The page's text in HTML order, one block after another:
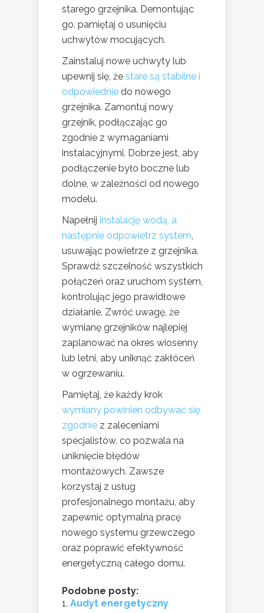
starego grzejnika. Demontując
go, pamiętaj o usunięciu
uchwytów mocujących.
Zainstaluj nowe uchwyty lub
upewnij się, że stare są stabilne i
odpowiednie do nowego
grzejnika. Zamontuj nowy
grzejnik, podłączając go
zgodnie z wymaganiami
instalacyjnymi. Dobrze jest, aby
podłączenie było boczne lub
dolne, w zależności od nowego
modelu.
Napełnij instalację wodą, a
następnie odpowietrz system,
usuwając powietrze z grzejnika.
Sprawdź szczelność wszystkich
połączeń oraz uruchom system,
kontrolując jego prawidłowe
działanie. Zwróć uwagę, że
wymianę grzejników najlepiej
zaplanować na okres wiosenny
lub letni, aby uniknąć zakłóceń
w ogrzewaniu.
Pamiętaj, że każdy krok
wymiany powinien odbywać się
zgodnie z zaleceniami
specjalistów, co pozwala na
uniknięcie błędów
montażowych. Zawsze
korzystaj z usług
profesjonalnego montażu, aby
zapewnić optymalną pracę
nowego systemu grzewczego
oraz poprawić efektywność
energetyczną całego domu.
Podobne posty:
Audyt energetyczny